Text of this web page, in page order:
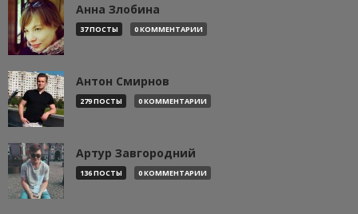
Анна Злобина
37 ПОСТЫ 0 КОММЕНТАРИИ
Антон Смирнов
279 ПОСТЫ 0 КОММЕНТАРИИ
Артур Завгородний
136 ПОСТЫ 0 КОММЕНТАРИИ